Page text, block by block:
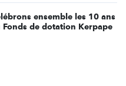
ensemble les 10 ans
Fonds de dotation Kerpape